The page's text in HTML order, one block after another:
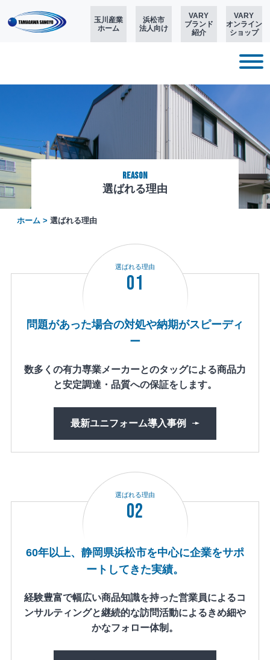
玉川産業
ホーム
浜松市
法人向け
VARY
ブランド
紹介
VARY
オンライン
ショップ
選ばれる理由
Reason
ホーム> 選ばれる理由
選ばれる理由
01
問題があった場合の対処や納期がスピーディ
ー
数多くの有力専業メーカーとのタッグによる商品力
と安定調達・品質への保証をします。
最新ユニフォーム導入事例
選ばれる理由
02
60年以上、静岡県浜松市を中心に企業をサポ
ートしてきた実績。
経験豊富で幅広い商品知識を持った営業員によるコ
ンサルティングと継続的な訪問活動によるきめ細や
かなフォロー体制。